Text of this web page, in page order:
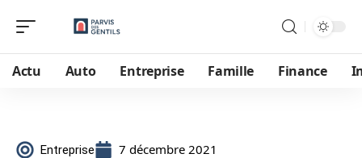
Actu Auto Entreprise Famille Finance
Entreprise 7 décembre 2021